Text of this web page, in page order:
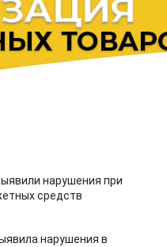
нарушения при
средств
нарушения в